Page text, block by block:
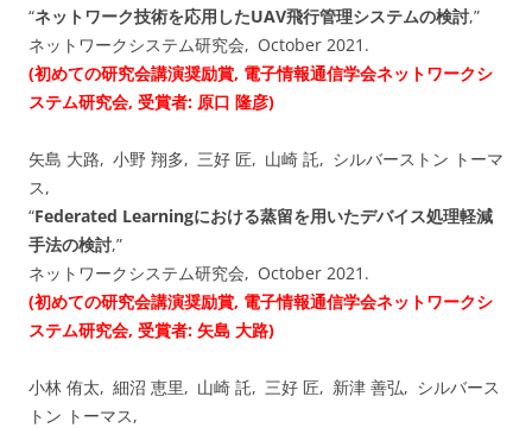
“ネットワーク技術を応用したUAV飛行管理システムの検討,”
ネットワークシステム研究会, October 2021.
(初めての研究会講演奨励賞, 電子情報通信学会ネットワークシ
ステム研究会, 受賞者: 原口 隆彦)
矢島 大路, 小野 翔多, 三好 匠, 山崎 託, シルバーストン トーマ
ス,
“Federated Learningにおける蒸留を用いたデバイス処理軽減
手法の検討,”
ネットワークシステム研究会, October 2021.
(初めての研究会講演奨励賞, 電子情報通信学会ネットワークシ
ステム研究会, 受賞者: 矢島 大路)
小林 侑太, 細沼 恵里, 山崎 託, 三好 匠, 新津 善弘, シルバース
トン トーマス,